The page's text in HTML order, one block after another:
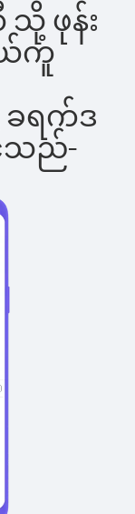
သို့ ဖုန်း
ယ်ကူ
ခရက်ဒ
သည်-